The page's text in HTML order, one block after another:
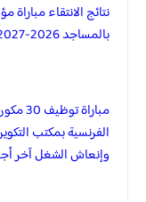
نتائج الانتقاء
بالمساجد 2026-2027
مباراة
الفرنسية بمكتب
وإنعاش الشغل آخر أجل 6 شتنبر